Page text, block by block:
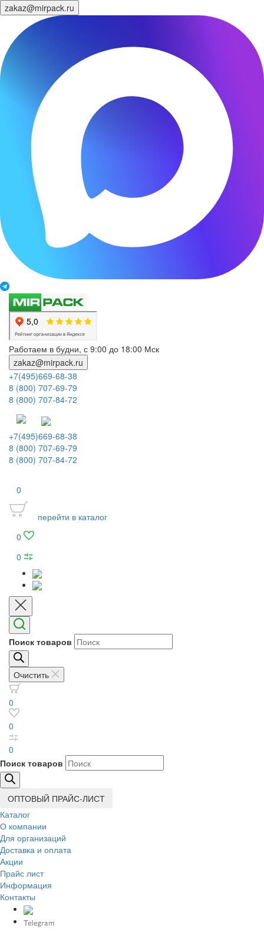
zakaz@mirpack.ru
Работаем в будни, с 9:00 до 18:00 Мск
zakaz@mirpack.ru
+7(495)669-68-38
8 (800) 707-69-79
8 (800) 707-84-72
+7(495)669-68-38
8 (800) 707-69-79
8 (800) 707-84-72
0
перейти в каталог
0
0
Поиск товаров
Очистить
0
0
0
Поиск товаров
ОПТОВЫЙ ПРАЙС-ЛИСТ
Каталог
О компании
Для организаций
Доставка и оплата
Акции
Прайс лист
Информация
Контакты